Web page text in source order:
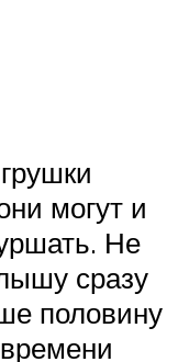
могут и
Не
сразу
половину